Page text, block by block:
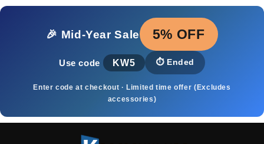
Skip to
🎉 Mid‑Year Sale
5% OFF
Use code KW5 ⏱️ Ended
Enter code at checkout · Limited time offer (Excludes
accessories)